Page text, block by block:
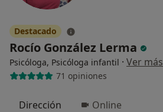
Destacado
Rocío González Lerma
Psicóloga, Psicóloga infantil · Ver más
71 opiniones
Dirección Online